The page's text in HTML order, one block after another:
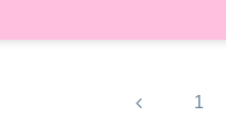
前 1